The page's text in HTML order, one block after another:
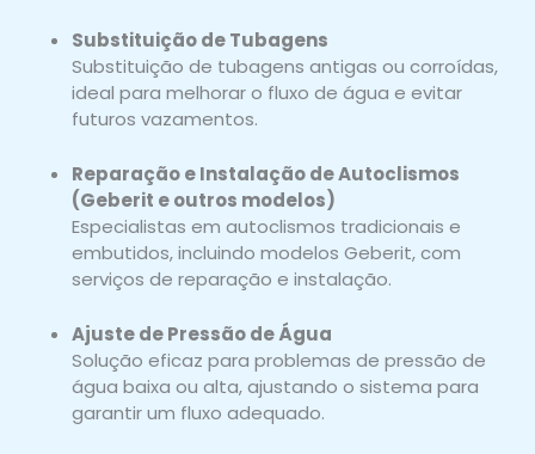
Substituição de Tubagens
Substituição de tubagens antigas ou corroídas,
ideal para melhorar o fluxo de água e evitar
futuros vazamentos.
Reparação e Instalação de Autoclismos
(Geberit e outros modelos)
Especialistas em autoclismos tradicionais e
embutidos, incluindo modelos Geberit, com
serviços de reparação e instalação.
Ajuste de Pressão de Água
Solução eficaz para problemas de pressão de
água baixa ou alta, ajustando o sistema para
garantir um fluxo adequado.